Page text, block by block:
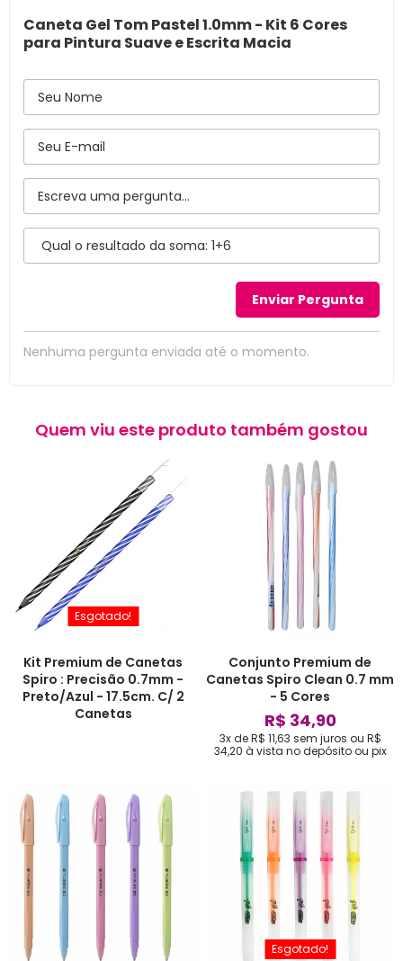
Caneta Gel Tom Pastel 1.0mm - Kit 6 Cores
para Pintura Suave e Escrita Macia
Nenhuma pergunta enviada até o momento.
Quem viu este produto também gostou
Kit Premium de Canetas
Spiro : Precisão 0.7mm -
Preto/Azul - 17.5cm. C/ 2
Canetas
Esgotado!
Conjunto Premium de
Canetas Spiro Clean 0.7 mm
- 5 Cores
R$ 34,90
3x de R$ 11,63 sem juros ou R$
34,20 à vista no depósito ou pix
Esgotado!